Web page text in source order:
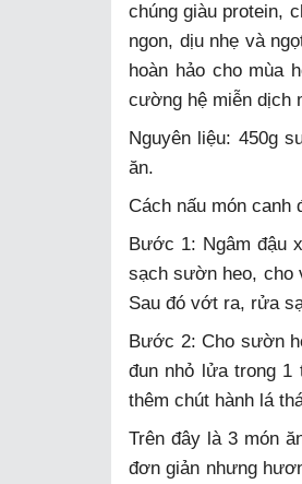
chúng giàu protein,
ngon, dịu nhẹ và
hoàn hảo cho mùa
cường hệ miễn dịch
Nguyên liệu: 450g
ăn.
Cách nấu món canh
Bước 1: Ngâm đậu
sạch sườn heo, cho
Sau đó vớt ra, rửa
Bước 2: Cho sườn
đun nhỏ lửa trong 1
thêm chút hành lá
Trên đây là 3 món
đơn giản nhưng